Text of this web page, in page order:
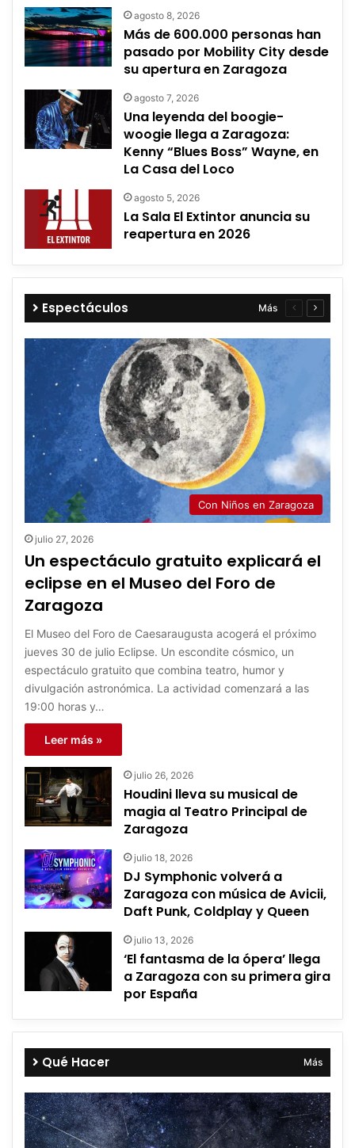
agosto 8, 2026
Más de 600.000 personas han
pasado por Mobility City desde
su apertura en Zaragoza
agosto 7, 2026
Una leyenda del boogie-
woogie llega a Zaragoza:
Kenny “Blues Boss” Wayne, en
La Casa del Loco
agosto 5, 2026
La Sala El Extintor anuncia su
reapertura en 2026
Espectáculos Más
Página
anterior
Con Niños en Zaragoza
julio 27, 2026
Un espectáculo gratuito explicará el
eclipse en el Museo del Foro de
Zaragoza
El Museo del Foro de Caesaraugusta acogerá el próximo
jueves 30 de julio Eclipse. Un escondite cósmico, un
espectáculo gratuito que combina teatro, humor y
divulgación astronómica. La actividad comenzará a las
19:00 horas y…
Leer más »
julio 26, 2026
Houdini lleva su musical de
magia al Teatro Principal de
Zaragoza
julio 18, 2026
DJ Symphonic volverá a
Zaragoza con música de Avicii,
Daft Punk, Coldplay y Queen
julio 13, 2026
‘El fantasma de la ópera’ llega
a Zaragoza con su primera gira
por España
Qué Hacer Más